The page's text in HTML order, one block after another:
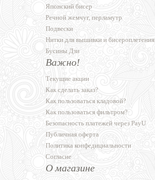
Японский бисер
Речной жемчуг, перламутр
Подвески
Нитки для вышивки и бисероплетения
Бусины Дзи
Важно!
Текущие акции
Как сделать заказ?
Как пользоваться кладовой?
Как пользоваться фильтром?
Безопасность платежей через PayU
Публичная оферта
Политика конфедициальности
Согласие
О магазине